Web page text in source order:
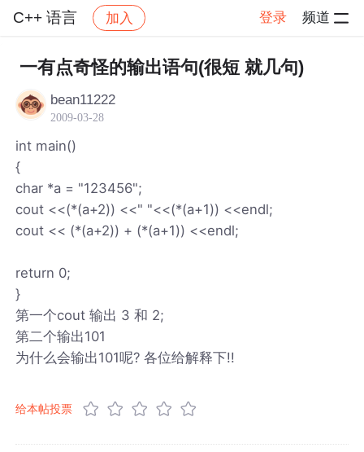
C++ 语言 加入 登录 频道
社区 C++ 语言 帖子详情
一有点奇怪的输出语句(很短 就几句)
bean11222
2009-03-28
int main()
{
char *a = "123456";
cout <<(*(a+2)) <<" "<<(*(a+1)) <<endl;
cout << (*(a+2)) + (*(a+1)) <<endl;
return 0;
}
第一个cout 输出 3 和 2;
第二个输出101
为什么会输出101呢? 各位给解释下!!
给本帖投票